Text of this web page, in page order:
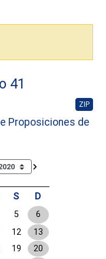
41
ZIP
Proposiciones de
Doce Legislatura
S D
5
6
12
13
19
20